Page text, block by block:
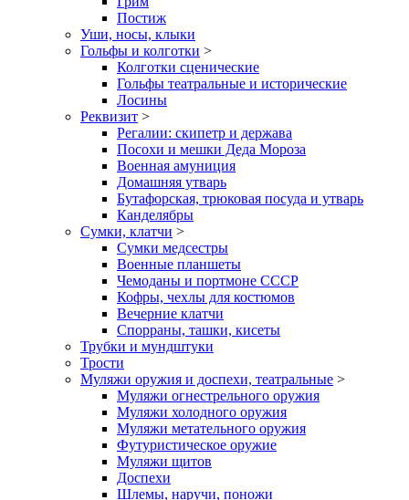
Постиж
Уши, носы, клыки
Гольфы и колготки >
Колготки сценические
Гольфы театральные и исторические
Лосины
Реквизит >
Регалии: скипетр и держава
Посохи и мешки Деда Мороза
Военная амуниция
Домашняя утварь
Бутафорская, трюковая посуда и утварь
Канделябры
Сумки, клатчи >
Сумки медсестры
Военные планшеты
Чемоданы и портмоне СССР
Кофры, чехлы для костюмов
Вечерние клатчи
Спорраны, ташки, кисеты
Трубки и мундштуки
Трости
Муляжи оружия и доспехи, театральные >
Муляжи огнестрельного оружия
Муляжи холодного оружия
Муляжи метательного оружия
Футуристическое оружие
Муляжи щитов
Доспехи
Шлемы, наручи, поножи